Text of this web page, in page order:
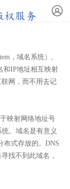
，域名系统）,
和IP地址相互映射
网，而不用去记
映射网络地址号
。域名是有意义
布式存放的。DNS
找不到此域名，